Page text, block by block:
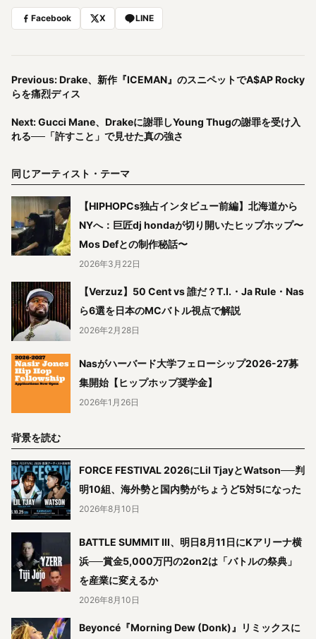
Facebook X LINE
Previous: Drake、新作『ICEMAN』のスニペットでA$AP Rocky
らを痛烈ディス
Next: Gucci Mane、Drakeに謝罪しYoung Thugの謝罪を受け入
れる──「許すこと」で見せた真の強さ
同じアーティスト・テーマ
【HIPHOPCs独占インタビュー前編】北海道から
NYへ：巨匠dj hondaが切り開いたヒップホップ〜
Mos Defとの制作秘話〜
2026年3月22日
【Verzuz】50 Cent vs 誰だ？T.I.・Ja Rule・Nas
ら6選を日本のMCバトル視点で解説
2026年2月28日
Nasがハーバード大学フェローシップ2026-27募
集開始【ヒップホップ奨学金】
2026年1月26日
背景を読む
FORCE FESTIVAL 2026にLil TjayとWatson──判
明10組、海外勢と国内勢がちょうど5対5になった
2026年8月10日
BATTLE SUMMIT III、明日8月11日にKアリーナ横
浜──賞金5,000万円の2on2は「バトルの祭典」
を産業に変えるか
2026年8月10日
Beyoncé『Morning Dew (Donk)』リミックスに